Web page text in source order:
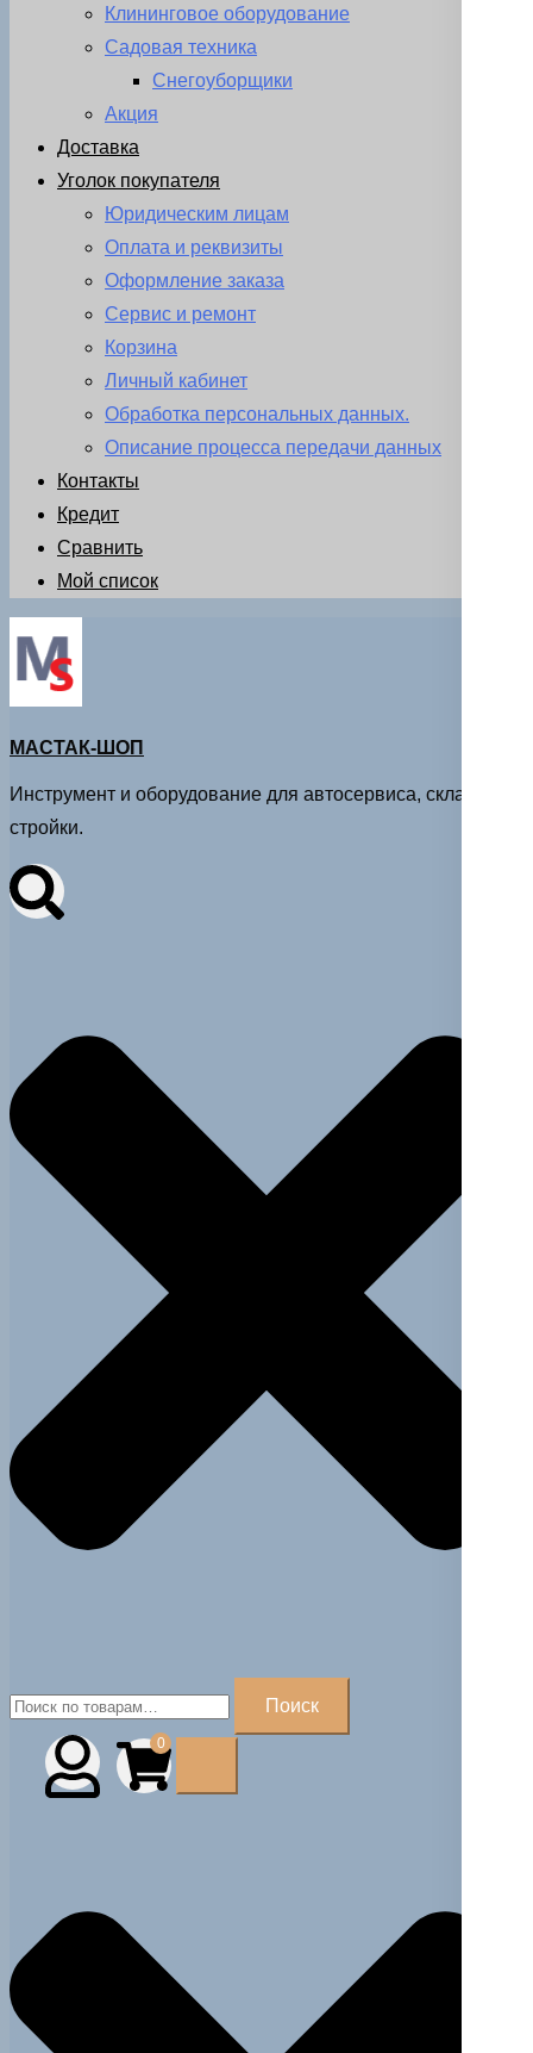
Клининговое оборудование
Садовая техника
Снегоуборщики
Акция
Доставка
Уголок покупателя
Юридическим лицам
Оплата и реквизиты
Оформление заказа
Сервис и ремонт
Корзина
Личный кабинет
Обработка персональных данных.
Описание процесса передачи данных
Контакты
Кредит
Сравнить
Мой список
МАСТАК-ШОП
Инструмент и оборудование для автосервиса, склада и
стройки.
Искать:
Поиск
0